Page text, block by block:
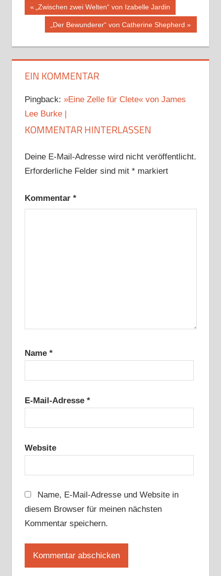
Beitragsnavigation
Vorheriger
Beitrag:
„Zwischen zwei Welten“ von Izabelle Jardin
Nächster
„Der Bewunderer“ von Catherine Shepherd
EIN KOMMENTAR
Pingback: »Eine Zelle für Clete« von James
Lee Burke |
KOMMENTAR HINTERLASSEN
Deine E-Mail-Adresse wird nicht veröffentlicht.
Erforderliche Felder sind mit *markiert
Kommentar *
Name *
E-Mail-Adresse *
Website
Name, E-Mail-Adresse und Website in
diesem Browser für meinen nächsten
Kommentar speichern.